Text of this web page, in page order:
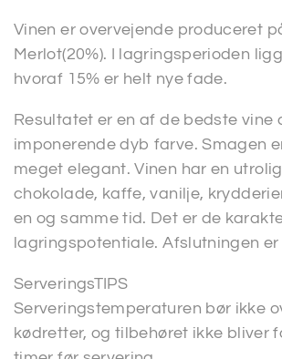
Vinen er overvejende produceret
Merlot(20%). I lagringsperioden
hvoraf 15% er helt nye fade.
Resultatet er en af de bedste vine
imponerende dyb farve. Smagen
meget elegant. Vinen har en
chokolade, kaffe, vanilje,
en og samme tid. Det er de
lagringspotentiale. Afslutningen
ServeringsTIPS
Serveringstemperaturen bør ikke
kødretter, og tilbehøret ikke bliver